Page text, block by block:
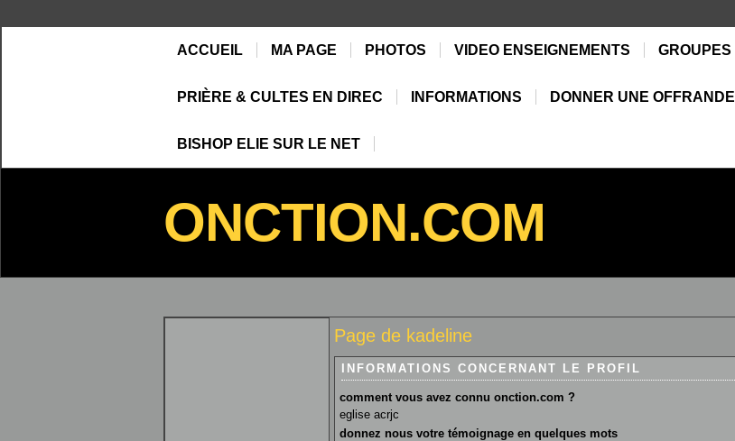
ACCUEIL MA PAGE PHOTOS VIDEO ENSEIGNEMENTS GROUPES
PRIÈRE & CULTES EN DIREC INFORMATIONS DONNER UNE OFFRANDE
BISHOP ELIE SUR LE NET
ONCTION.COM
Page de kadeline
INFORMATIONS CONCERNANT LE PROFIL
comment vous avez connu onction.com ?
eglise acrjc
donnez nous votre témoignage en quelques mots